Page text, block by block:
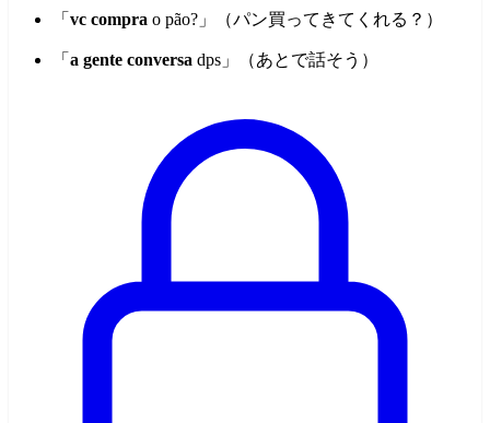
「 vc compra o pão?」（パン買ってきてくれる？）
「 a gente conversa dps」（あとで話そう）